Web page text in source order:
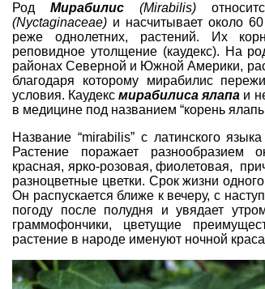
Род Мирабилис (Mirabilis)
(Nyctaginaceae) и насчитывает около
реже однолетних, растений. Их
реповидное утолщение (каудекс). На
районах Северной и Южной Америки,
благодаря которому мирабилис
условия. Каудексмирабилиса ялапа и
в медицине под названием “корень
Название “mirabilis” с латинского
Растение поражает разнообразием
красная, ярко-розовая, фиолетовая,
разноцветные цветки. Срок жизни
Он распускается ближе к вечеру, с
погоду после полудня и увядает
граммофончики, цветущие
растение в народе именуют ночной